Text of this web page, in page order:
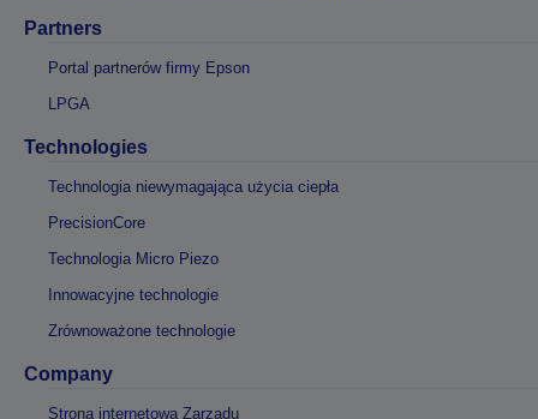
Partners
Portal partnerów firmy Epson
LPGA
Technologies
Technologia niewymagająca użycia ciepła
PrecisionCore
Technologia Micro Piezo
Innowacyjne technologie
Zrównoważone technologie
Company
Strona internetowa Zarządu